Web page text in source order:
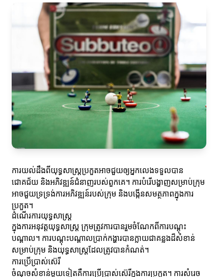
ការយល់ដឹងពីយុទ្ធសាស្ត្រប្រកួតអាចជួយឲ្យអ្នកលេងទទួលបាន
ជោគជ័យ និងអភិវឌ្ឍន៍ជំនាញរបស់ពួកគេ។ ការបំរេីបង្ហាញសម្រាប់ក្រុម
អាចជួយទ្រទ្រង់ការអភិវឌ្ឍន៍របស់ក្រុម និងបង្កើនសមត្ថភាពក្នុងការ
ប្រកួត។
ដំណើរការយុទ្ធសាស្ត្រ
ក្នុងការអនុវត្តយុទ្ធសាស្ត្រ ក្រុមត្រូវការបានរួមចំណែកពីការបណ្តុះ
បណ្តាល។ ការបណ្តុះបណ្តាលប្រាក់កង្ហារបានក្លាយជាគន្លងដ៏សំខាន់
សម្រាប់ក្រុម និងយុទ្ធសាស្ត្រដែលត្រូវបានកំណត់។
ការប្រើប្រាស់ស៊េរី
ចំណុចសំខាន់មួយទៀតគឺការប្រើប្រាស់ស៊េរីក្នុងការប្រកួត។ ការសំរេច